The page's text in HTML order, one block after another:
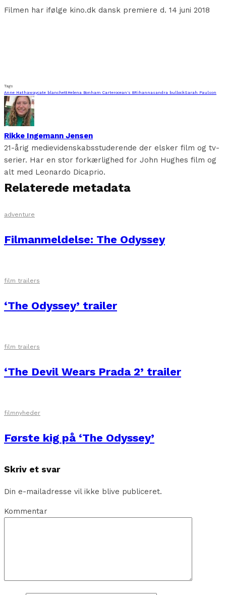
Filmen har ifølge kino.dk dansk premiere d. 14 juni 2018
Tags
Anne Hathawaycate blanchettHelena Bonham Carterocean's 8Rihanna sandra bullockSarah Paulson
Rikke Ingemann Jensen
21-årig medievidenskabsstuderende der elsker film og tv-
serier. Har en stor forkærlighed for John Hughes film og
alt med Leonardo Dicaprio.
Relaterede metadata
adventure
Filmanmeldelse: The Odyssey
film trailers
‘The Odyssey’ trailer
film trailers
‘The Devil Wears Prada 2’ trailer
filmnyheder
Første kig på ‘The Odyssey’
Skriv et svar
Din e-mailadresse vil ikke blive publiceret.
Kommentar